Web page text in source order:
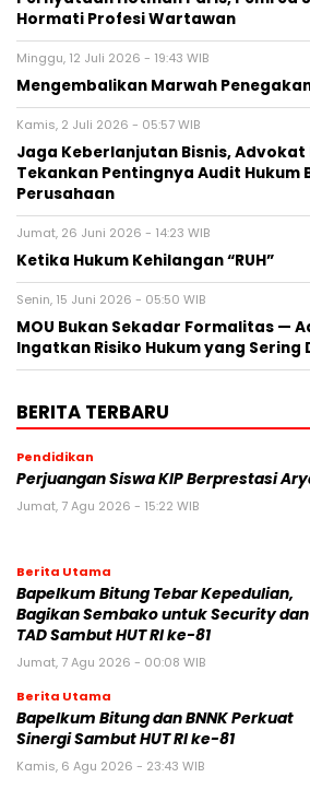
Hormati Profesi Wartawan
Minggu, 12 Juli 2026 - 19:43 WIB
Mengembalikan Marwah
Kamis, 2 Juli 2026 - 05:57 WIB
Jaga Keberlanjutan Bisnis, Advokat
Tekankan Pentingnya Audit Hukum
Perusahaan
Jumat, 26 Juni 2026 - 14:23 WIB
Ketika Hukum Kehilangan “RUH”
Senin, 15 Juni 2026 - 05:50 WIB
MOU Bukan Sekadar Formalitas —
Ingatkan Risiko Hukum yang Sering
BERITA TERBARU
Pendidikan
Perjuangan Siswa KIP Berprestasi
Jumat, 7 Agu 2026 - 15:22 WIB
Berita Utama
Bapelkum Bitung Tebar Kepedulian,
Bagikan Sembako untuk Security dan
TAD Sambut HUT RI ke-81
Jumat, 7 Agu 2026 - 00:08 WIB
Berita Utama
Bapelkum Bitung dan BNNK Perkuat
Sinergi Sambut HUT RI ke-81
Kamis, 6 Agu 2026 - 23:43 WIB